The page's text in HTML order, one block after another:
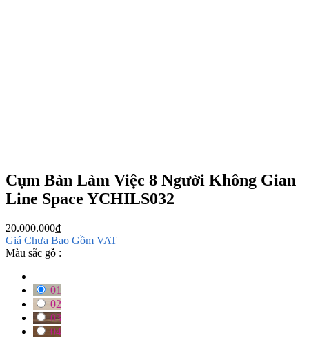
Cụm Bàn Làm Việc 8 Người Không Gian
Line Space YCHILS032
20.000.000₫
Giá Chưa Bao Gồm VAT
Màu sắc gỗ :
01
02
03
04